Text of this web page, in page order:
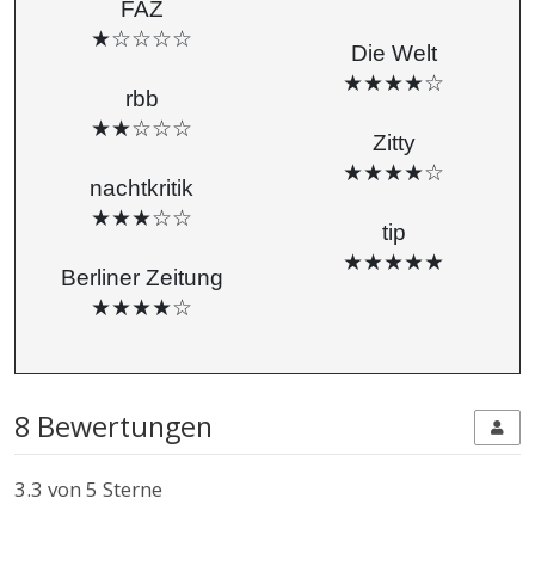
FAZ
★☆☆☆☆
rbb
★★☆☆☆
nachtkritik
★★★☆☆
Berliner Zeitung
★★★★☆
Die Welt
★★★★☆
Zitty
★★★★☆
tip
★★★★★
8 Bewertungen
3.3 von 5 Sterne